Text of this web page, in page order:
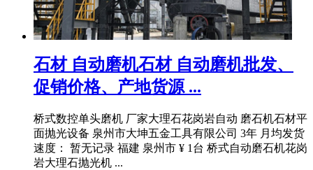
石材 自动磨机石材 自动磨机批发、
促销价格、产地货源 ...
桥式数控单头磨机 厂家大理石花岗岩自动 磨石机石材平
面抛光设备 泉州市大坤五金工具有限公司 3年 月均发货
速度： 暂无记录 福建 泉州市 ¥ 1台 桥式自动磨石机花岗
岩大理石抛光机 ...